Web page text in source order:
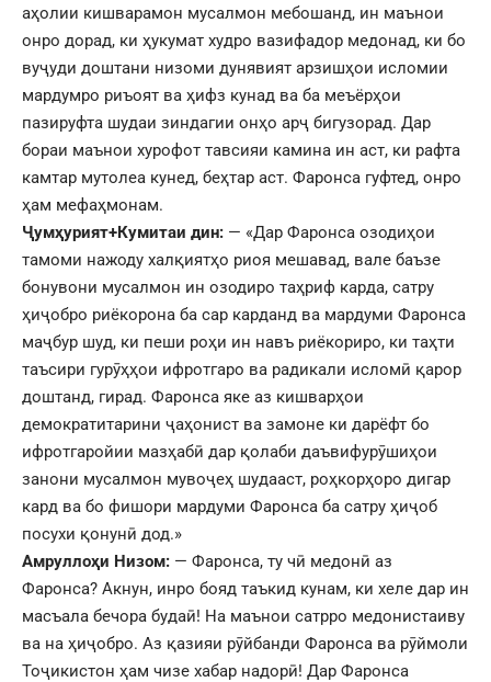
аҳолии кишварамон мусалмон мебошанд, ин маънои
онро дорад, ки ҳукумат худро вазифадор медонад, ки бо
вуҷуди доштани низоми дунявият арзишҳои исломии
мардумро риъоят ва ҳифз кунад ва ба меъёрҳои
пазируфта шудаи зиндагии онҳо арҷ бигузорад. Дар
бораи маънои хурофот тавсияи камина ин аст, ки рафта
камтар мутолеа кунед, беҳтар аст. Фаронса гуфтед, онро
ҳам мефаҳмонам.
Ҷумҳурият+Кумитаи дин: — «Дар Фаронса озодиҳои
тамоми нажоду халқиятҳо риоя мешавад, вале баъзе
бонувони мусалмон ин озодиро таҳриф карда, сатру
ҳиҷобро риёкорона ба сар карданд ва мардуми Фаронса
маҷбур шуд, ки пеши роҳи ин навъ риёкориро, ки таҳти
таъсири гурӯҳҳои ифротгаро ва радикали исломӣ қарор
доштанд, гирад. Фаронса яке аз кишварҳои
демократитарини ҷаҳонист ва замоне ки дарёфт бо
ифротгаройии мазҳабӣ дар қолаби даъвифурӯшиҳои
занони мусалмон мувоҷеҳ шудааст, роҳкорҳоро дигар
кард ва бо фишори мардуми Фаронса ба сатру ҳиҷоб
посухи қонунӣ дод.»
Амруллоҳи Низом: — Фаронса, ту чӣ медонӣ аз
Фаронса? Акнун, инро бояд таъкид кунам, ки хеле дар ин
масъала бечора будаӣ! На маънои сатрро медонистаиву
ва на ҳиҷобро. Аз қазияи рӯйбанди Фаронса ва рӯймоли
Тоҷикистон ҳам чизе хабар надорӣ! Дар Фаронса